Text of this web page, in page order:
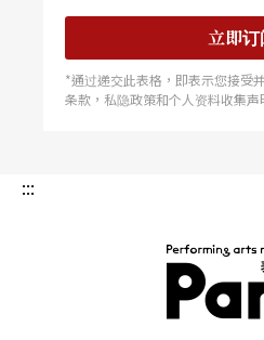
而激动中展示，有很不错的
筝独奏的华彩装饰奏，可以
板同样可以更急和更疾些，
的乐曲，是旅居汉堡的北京
年的创作。由郭联昌指挥，
立即订
*通过递交此表格，即表示您接受
条款，私隐政策和个人资料收集声
:::